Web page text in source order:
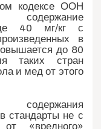
кодексе ООН
содержание
40 мг/кг с
в
до 80
таких стран
и мед от этого
содержания
стандарты не с
«вредного»